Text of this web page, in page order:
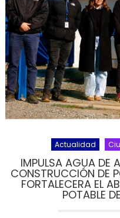
Actualidad
IMPULSA AGUA DE
CONSTRUCCIÓN DE
FORTALECERA EL
POTABLE